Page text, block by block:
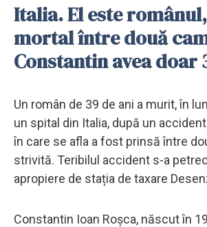
Italia. El este
mortal între două
Constantin avea doar
Un român de 39 de ani a murit, în
un spital din Italia, după un
în care se afla a fost prinsă între
strivită. Teribilul accident s-a
apropiere de stația de taxare
Constantin Ioan Roșca, născut în